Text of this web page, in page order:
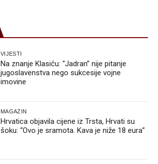
VIJESTI
Na znanje Klasiću: “Jadran” nije pitanje
jugoslavenstva nego sukcesije vojne
imovine
MAGAZIN
Hrvatica objavila cijene iz Trsta, Hrvati su
šoku: “Ovo je sramota. Kava je niže 18 eura”